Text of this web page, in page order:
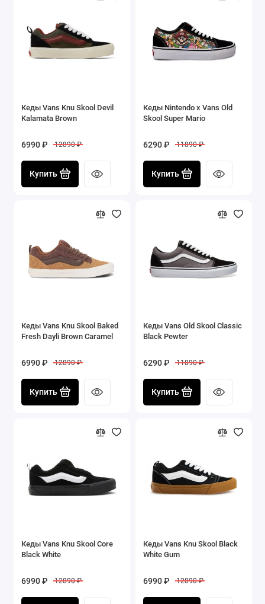
Кеды Vans Knu Skool Devil
Kalamata Brown
6990 ₽ 12890 ₽
Купить
Кеды Nintendo x Vans Old
Skool Super Mario
6290 ₽ 11890 ₽
Купить
Кеды Vans Knu Skool Baked
Fresh Dayli Brown Caramel
6990 ₽ 12890 ₽
Купить
Кеды Vans Old Skool Classic
Black Pewter
6290 ₽ 11890 ₽
Купить
Кеды Vans Knu Skool Core
Black White
6990 ₽ 12890 ₽
Кеды Vans Knu Skool Black
White Gum
6990 ₽ 12890 ₽